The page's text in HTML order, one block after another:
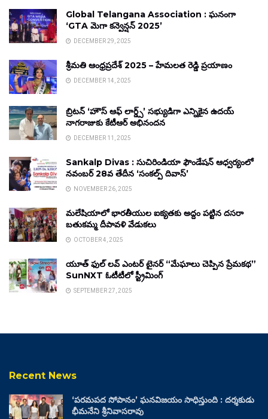
Global Telangana Association : ఘనంగా
‘GTA మెగా కన్వెన్షన్ 2025’
DECEMBER 29, 2025
శ్రీమతి ఆంధ్రప్రదేశ్ 2025 – హేమలత రెడ్డి ప్రయాణం
DECEMBER 14, 2025
బ్రిటన్ ‘హౌస్ ఆఫ్ లార్డ్స్’ సభ్యుడిగా ఎన్నికైన ఉదయ్
నాగరాజుకు కేటీఆర్ అభినందన
DECEMBER 11, 2025
Sankalp Divas : సుచిరిండియా ఫౌండేషన్ ఆధ్వర్యంలో
నవంబర్ 28వ తేదీన ‘సంకల్ప్ దివాస్’
NOVEMBER 26, 2025
మలేషియాలో భారతీయుల ఐక్యతకు అద్దం పట్టిన దసరా
బతుకమ్మ దీపావళి వేడుకలు
OCTOBER 4, 2025
యూత్ ఫుల్ లవ్ ఎంటర్ టైనర్ “మేఘాలు చెప్పిన ప్రేమకథ”
SunNXT ఓటీటీలో స్ట్రీమింగ్
SEPTEMBER 27, 2025
Recent News
‘పరమపద సోపానం’ ఘనవిజయం సాధిస్తుంది : దర్శకుడు
భీమనేని శ్రీనివాసరావు